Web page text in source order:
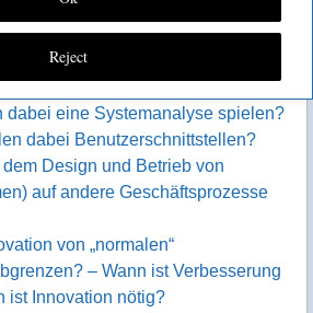
Reject
Wahrnehmung eines Designers
„normaler“ Menschen?
Designer dabei besonders?
dabei eine Systemanalyse spielen?
dabei Benutzerschnittstellen?
Design und Betrieb von
auf andere Geschäftsprozesse
von „normalen“
– Wann ist Verbesserung
ist Innovation nötig?